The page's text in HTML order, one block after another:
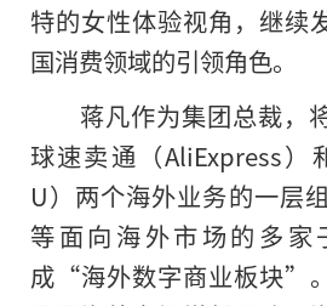
特的女性体验视角，继续
国消费领域的引领角色。
蒋凡作为集团总裁，
球速卖通（AliExpress）
U）两个海外业务的一层
等面向海外市场的多家
成“海外数字商业板块”